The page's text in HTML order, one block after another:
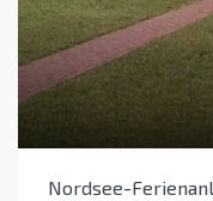
Nordsee-